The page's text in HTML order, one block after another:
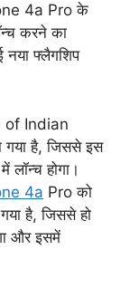
4a Pro के
करने का
नया फ्लैगशिप
of Indian
है, जिससे इस
लॉन्च होगा।
4a Pro को
है, जिससे हो
और इसमें